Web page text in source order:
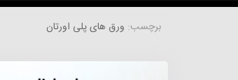
برچسب: ورق های پلی اورتان